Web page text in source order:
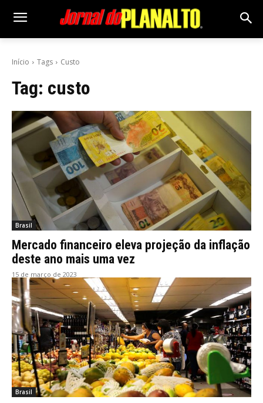
Início Tags Custo
Tag: custo
Brasil
Mercado financeiro eleva projeção da inflação
deste ano mais uma vez
15 de março de 2023
Brasil